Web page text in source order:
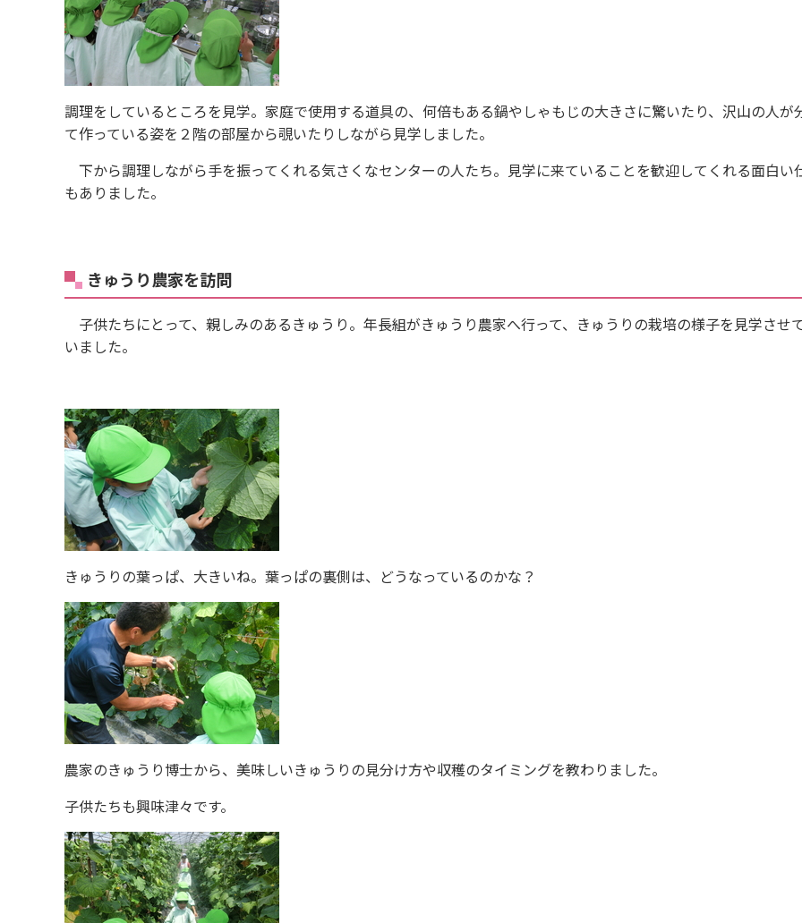
調理をしているところを見学。家庭で使用する道具の、何倍もある鍋やしゃもじの大きさに驚いたり、沢山の人が
て作っている姿を２階の部屋から覗いたりしながら見学しました。
下から調理しながら手を振ってくれる気さくなセンターの人たち。見学に来ていることを歓迎してくれる面白い
もありました。
きゅうり農家を訪問
子供たちにとって、親しみのあるきゅうり。年長組がきゅうり農家へ行って、きゅうりの栽培の様子を見学させ
いました。
きゅうりの葉っぱ、大きいね。葉っぱの裏側は、どうなっているのかな？
農家のきゅうり博士から、美味しいきゅうりの見分け方や収穫のタイミングを教わりました。
子供たちも興味津々です。